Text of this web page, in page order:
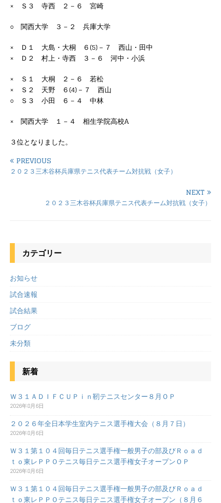
× Ｓ３ 寺西 ２－６ 宮崎
○ 関西大学 ３－２ 兵庫大学
× Ｄ１ 大島・大桐 ６(5)－７ 西山・田中
× Ｄ２ 村上・寺西 ３－６ 河中・小浜
× Ｓ１ 大桐 ２－６ 若松
× Ｓ２ 天野 ６(4)－７ 西山
○ Ｓ３ 小田 ６－４ 中林
× 関西大学 １－４ 相生学院高校A
３位となりました。
PREVIOUS
２０２３三木谷杯兵庫県テニス代表チーム対抗戦（女子）
NEXT
２０２３三木谷杯兵庫県テニス代表チーム対抗戦（女子）
カテゴリー
お知らせ
試合速報
試合結果
ブログ
未分類
新着
Ｗ３１ＡＤＩＦＣＵＰｉｎ靭テニスセンター８月ＯＰ
2026年8月6日
２０２６年全日本学生室内テニス選手権大会（８月７日）
2026年8月6日
Ｗ３１第１０４回毎日テニス選手権一般男子の部及びＲｏａｄ
ｔｏ東レＰＰＯテニス毎日テニス選手権女子オープンＯＰ
2026年8月6日
Ｗ３１第１０４回毎日テニス選手権一般男子の部及びＲｏａｄ
ｔｏ東レＰＰＯテニス毎日テニス選手権女子オープン（８月６